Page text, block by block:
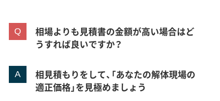
相場よりも見積書の金額が高い場合はど
うすれば良いですか？
相見積もりをして、「あなたの解体現場の
適正価格」を見極めましょう